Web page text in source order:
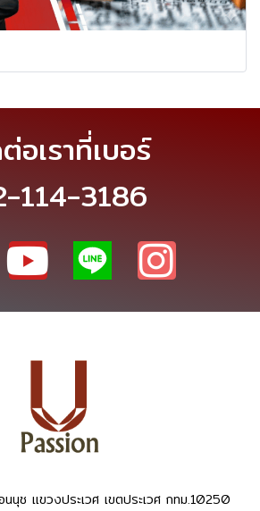
อเราที่เบอร์
114-3186
ช แขวงประเวศ เขตประเวศ กทม.10250